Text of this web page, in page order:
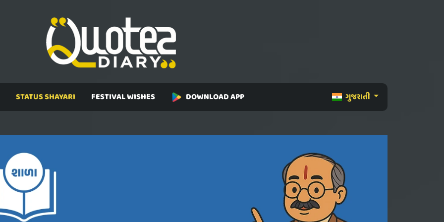
ગુજરાતી
STATUS SHAYARI FESTIVAL WISHES DOWNLOAD APP